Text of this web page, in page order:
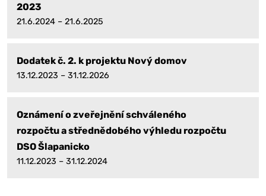
2023
21.6.2024 – 21.6.2025
Dodatek č. 2. k projektu Nový domov
13.12.2023 – 31.12.2026
Oznámení o zveřejnění schváleného
rozpočtu a střednědobého výhledu rozpočtu
DSO Šlapanicko
11.12.2023 – 31.12.2024